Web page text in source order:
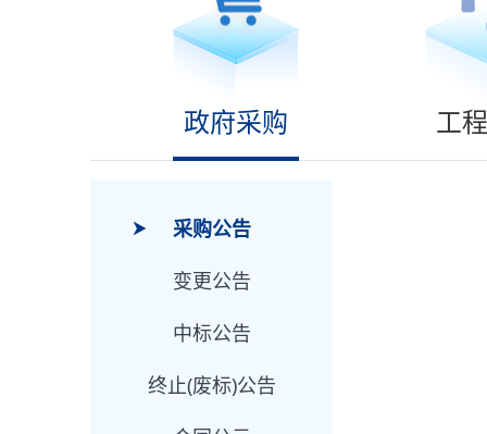
政府采购 工
采购公告
变更公告
中标公告
终止(废标)公告